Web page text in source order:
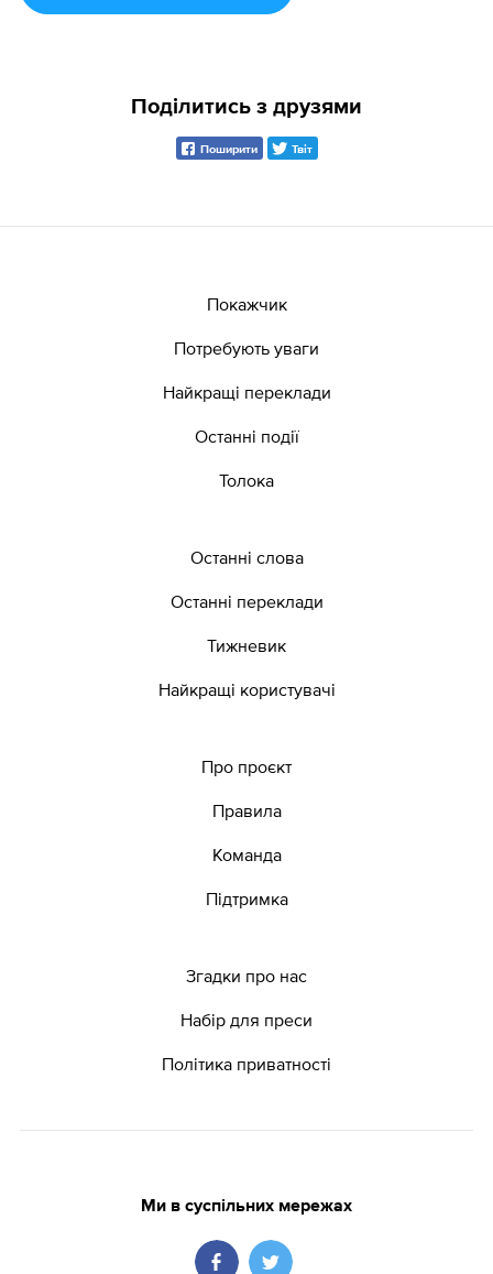
Поділитись з друзями
Поширити Твіт
Покажчик
Потребують уваги
Найкращі переклади
Останні події
Толока
Останні слова
Останні переклади
Тижневик
Найкращі користувачі
Про проєкт
Правила
Команда
Підтримка
Згадки про нас
Набір для преси
Політика приватності
Ми в суспільних мережах